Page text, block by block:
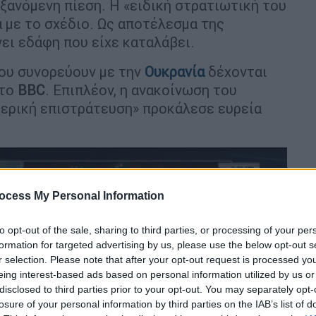
My Personal Information
opt-out of the sale, sharing to third parties, or processing of your
for targeted advertising by us, please use the below opt-out
selection. Please note that after your opt-out request is processed
interest-based ads based on personal information utilized by us
to third parties prior to your opt-out. You may separately
of your personal information by third parties on the IAB’s list of
πίεση. Η «ειδική στρατιωτική του
με το σχέδιο. Ως αποτέλεσμα της
εδάφη που είχε καταλάβει.
συνορεύουν με την Ουκρανία δέχονται
BBC. Επιπλέον, η ανακοίνωση του
επιστράτευση» προκάλεσε ευρεία
video